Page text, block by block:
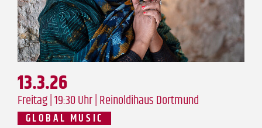
13.3.26
Freitag | 19:30 Uhr |Reinoldihaus Dortmund
GLOBAL MUSIC